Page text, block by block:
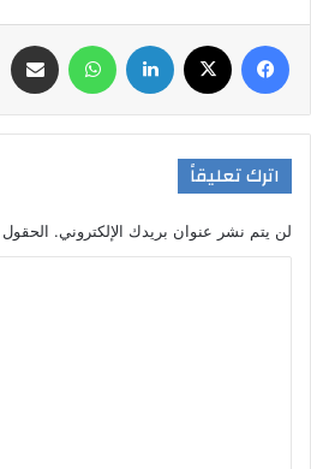
اترك تعليقاً
لن يتم نشر عنوان بريدك الإلكتروني. الحقول